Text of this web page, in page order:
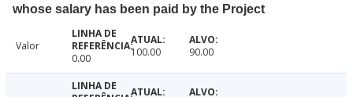
whose salary has been paid by the Project
Valor
0.00
100.00 90.00